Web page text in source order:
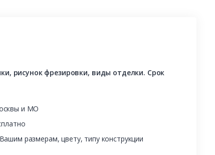
рисунок фрезировки, виды отделки. Срок
и МО
размерам, цвету, типу конструкции